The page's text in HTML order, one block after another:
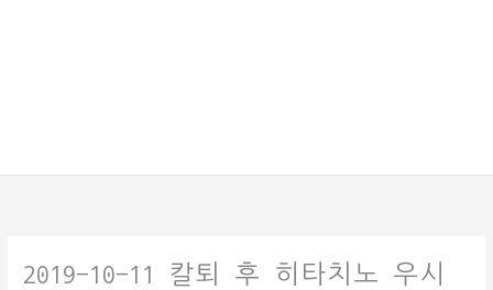
2019-10-11 칼퇴 후 히타치노 우시